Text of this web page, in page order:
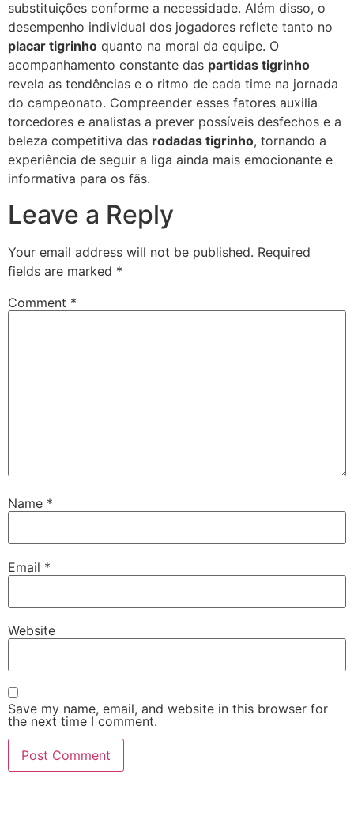
substituições conforme a necessidade. Além disso, o
desempenho individual dos jogadores reflete tanto no
placar tigrinho quanto na moral da equipe. O
acompanhamento constante das partidas tigrinho
revela as tendências e o ritmo de cada time na jornada
do campeonato. Compreender esses fatores auxilia
torcedores e analistas a prever possíveis desfechos e a
beleza competitiva das rodadas tigrinho, tornando a
experiência de seguir a liga ainda mais emocionante e
informativa para os fãs.
Leave a Reply
Your email address will not be published. Required
fields are marked *
Comment *
Name *
Email *
Website
Save my name, email, and website in this browser for
the next time I comment.